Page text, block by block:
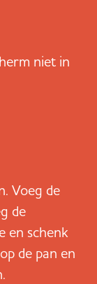
niet in
Voeg de
de
en schenk
de pan en